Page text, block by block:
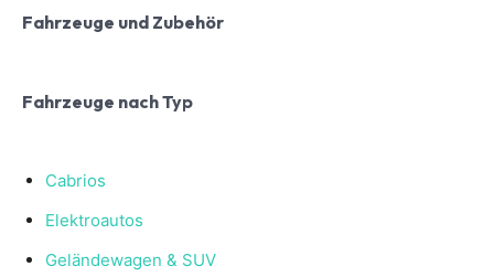
Fahrzeuge und Zubehör
Fahrzeuge nach Typ
Cabrios
Elektroautos
Geländewagen & SUV